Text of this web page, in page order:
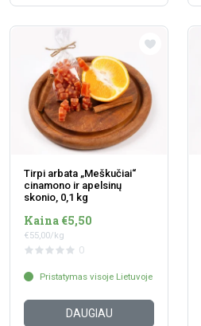
Tirpi arbata „Meškučiai“
cinamono ir apelsinų
skonio, 0,1 kg
Kaina €5,50
€55,00/kg
0
Pristatymas visoje Lietuvoje
DAUGIAU